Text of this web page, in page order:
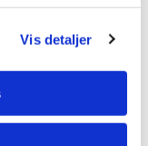
Vis detaljer